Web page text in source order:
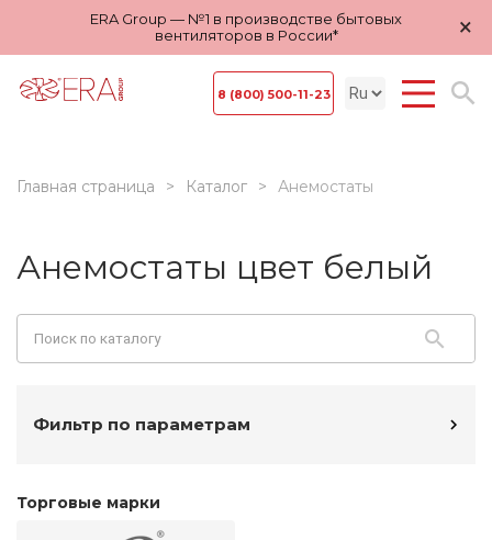
ERA Group — №1 в производстве бытовых
вентиляторов в России*
×
8 (800) 500-11-23
Главная страница Каталог Анемостаты
Анемостаты цвет белый
Фильтр по параметрам
Торговые марки